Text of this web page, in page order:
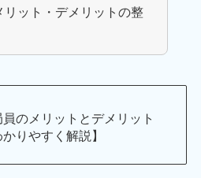
リット・デメリットの整
員のメリットとデメリット
かりやすく解説】